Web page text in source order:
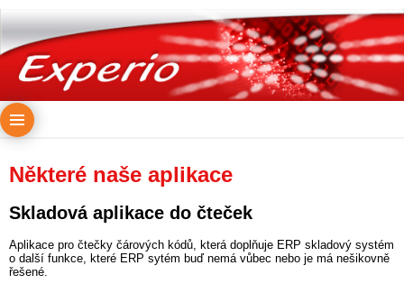
Některé naše aplikace
Skladová aplikace do čteček
Aplikace pro čtečky čárových kódů, která doplňuje ERP skladový systém
o další funkce, které ERP sytém buď nemá vůbec nebo je má nešikovně
řešené.